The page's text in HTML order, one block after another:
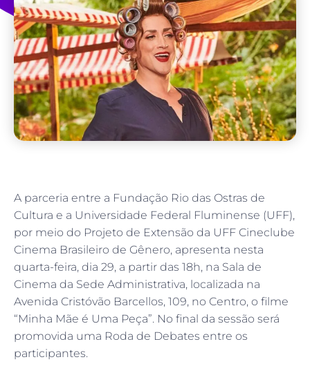
A parceria entre a Fundação Rio das Ostras de
Cultura e a Universidade Federal Fluminense (UFF),
por meio do Projeto de Extensão da UFF Cineclube
Cinema Brasileiro de Gênero, apresenta nesta
quarta-feira, dia 29, a partir das 18h, na Sala de
Cinema da Sede Administrativa, localizada na
Avenida Cristóvão Barcellos, 109, no Centro, o filme
“Minha Mãe é Uma Peça”. No final da sessão será
promovida uma Roda de Debates entre os
participantes.